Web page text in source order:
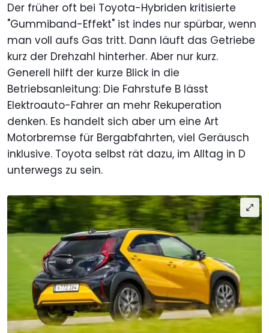
Der früher oft bei Toyota-Hybriden kritisierte
"Gummiband-Effekt" ist indes nur spürbar, wenn
man voll aufs Gas tritt. Dann läuft das Getriebe
kurz der Drehzahl hinterher. Aber nur kurz.
Generell hilft der kurze Blick in die
Betriebsanleitung: Die Fahrstufe B lässt
Elektroauto-Fahrer an mehr Rekuperation
denken. Es handelt sich aber um eine Art
Motorbremse für Bergabfahrten, viel Geräusch
inklusive. Toyota selbst rät dazu, im Alltag in D
unterwegs zu sein.